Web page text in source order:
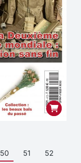
50 51
52